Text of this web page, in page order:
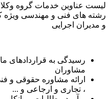
لیست عناوین خدمات گروه
رشته های فنی و مهندسی ویژه
و مدیران اجرایی
رسیدگی به قراردادهای
مشاوران
ارائه مشاوره حقوقی و
، تجاری و ارجاعی و ...